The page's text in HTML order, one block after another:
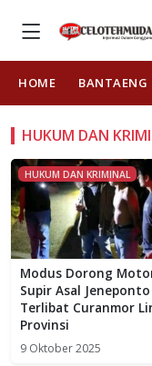
HOME BANTAENG
HUKUM DAN
HUKUM DAN KRIMINAL
Modus Dorong
Supir Asal Jeneponto
Terlibat Curanmor
Provinsi
9 Oktober 2025